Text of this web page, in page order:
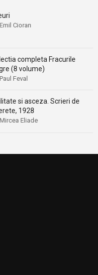
Cioran
completa Fracurile
(8 volume)
Feval
si asceza. Scrieri de
1928
Eliade